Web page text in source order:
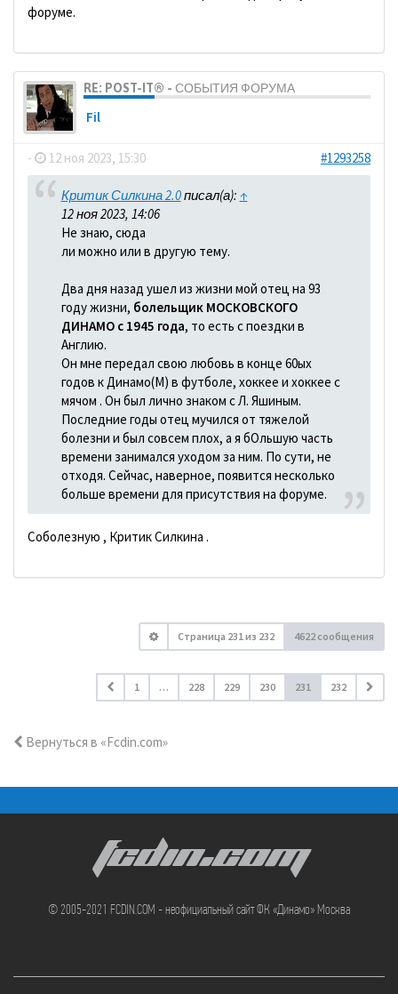
форуме.
RE: POST-IT® - СОБЫТИЯ ФОРУМА
Fil
- 12 ноя 2023, 15:30 #1293258
Критик Силкина 2.0писал(а): ↑
12 ноя 2023, 14:06
Не знаю, сюда
ли можно или в другую тему.
Два дня назад ушел из жизни мой отец на 93
году жизни, болельщик МОСКОВСКОГО
ДИНАМО с 1945 года, то есть с поездки в
Англию.
Он мне передал свою любовь в конце 60ых
годов к Динамо(М) в футболе, хоккее и хоккее с
мячом . Он был лично знаком с Л. Яшиным.
Последние годы отец мучился от тяжелой
болезни и был совсем плох, а я бОльшую часть
времени занимался уходом за ним. По сути, не
отходя. Сейчас, наверное, появится несколько
больше времени для присутствия на форуме.
Соболезную , Критик Силкина .
Страница 231из 232 4622 сообщения
1 … 228 229 230 231 232
Вернуться в «Fcdin.com»
FCDIN.COM
© 2005-2021 FCDIN.COM - неофициальный сайт ФК «Динамо» Москва